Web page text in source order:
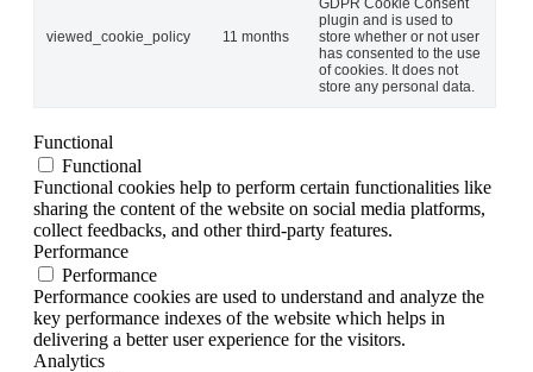
viewed_cookie_policy 11 months
plugin and is used to
store whether or not user
has consented to the use
of cookies. It does not
store any personal data.
Functional
Functional
Functional cookies help to perform certain functionalities like
sharing the content of the website on social media platforms,
collect feedbacks, and other third-party features.
Performance
Performance
Performance cookies are used to understand and analyze the
key performance indexes of the website which helps in
delivering a better user experience for the visitors.
Analytics